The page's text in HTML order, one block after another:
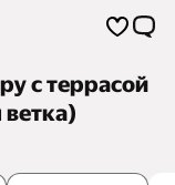
с террасой